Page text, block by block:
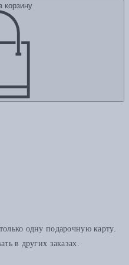
корзину
одну подарочную карту.
в других заказах.